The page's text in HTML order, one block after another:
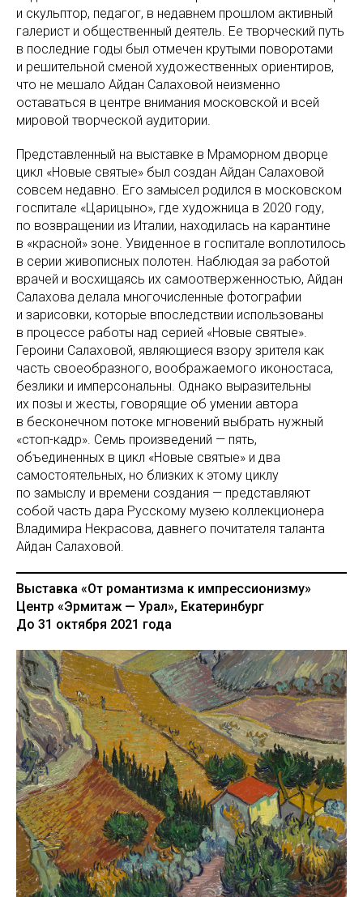
и скульптор, педагог, в недавнем прошлом активный
галерист и общественный деятель. Ее творческий путь
в последние годы был отмечен крутыми поворотами
и решительной сменой художественных ориентиров,
что не мешало Айдан Салаховой неизменно
оставаться в центре внимания московской и всей
мировой творческой аудитории.
Представленный на выставке в Мраморном дворце
цикл «Новые святые» был создан Айдан Салаховой
совсем недавно. Его замысел родился в московском
госпитале «Царицыно», где художница в 2020 году,
по возвращении из Италии, находилась на карантине
в «красной» зоне. Увиденное в госпитале воплотилось
в серии живописных полотен. Наблюдая за работой
врачей и восхищаясь их самоотверженностью, Айдан
Салахова делала многочисленные фотографии
и зарисовки, которые впоследствии использованы
в процессе работы над серией «Новые святые».
Героини Салаховой, являющиеся взору зрителя как
часть своеобразного, воображаемого иконостаса,
безлики и имперсональны. Однако выразительны
их позы и жесты, говорящие об умении автора
в бесконечном потоке мгновений выбрать нужный
«стоп-кадр». Семь произведений — пять,
объединенных в цикл «Новые святые» и два
самостоятельных, но близких к этому циклу
по замыслу и времени создания — представляют
собой часть дара Русскому музею коллекционера
Владимира Некрасова, давнего почитателя таланта
Айдан Салаховой.
Выставка «От романтизма к импрессионизму»
Центр «Эрмитаж — Урал», Екатеринбург
До 31 октября 2021 года